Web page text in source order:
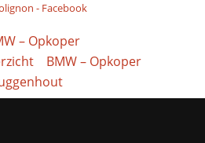
- Facebook
– Opkoper
BMW – Opkoper